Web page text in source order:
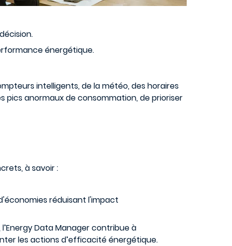
énergétique.
intelligents, de la météo, des horaires
anormaux de consommation, de prioriser
à savoir :
réduisant l'impact
Data Manager contribue à
les actions d’efficacité énergétique.